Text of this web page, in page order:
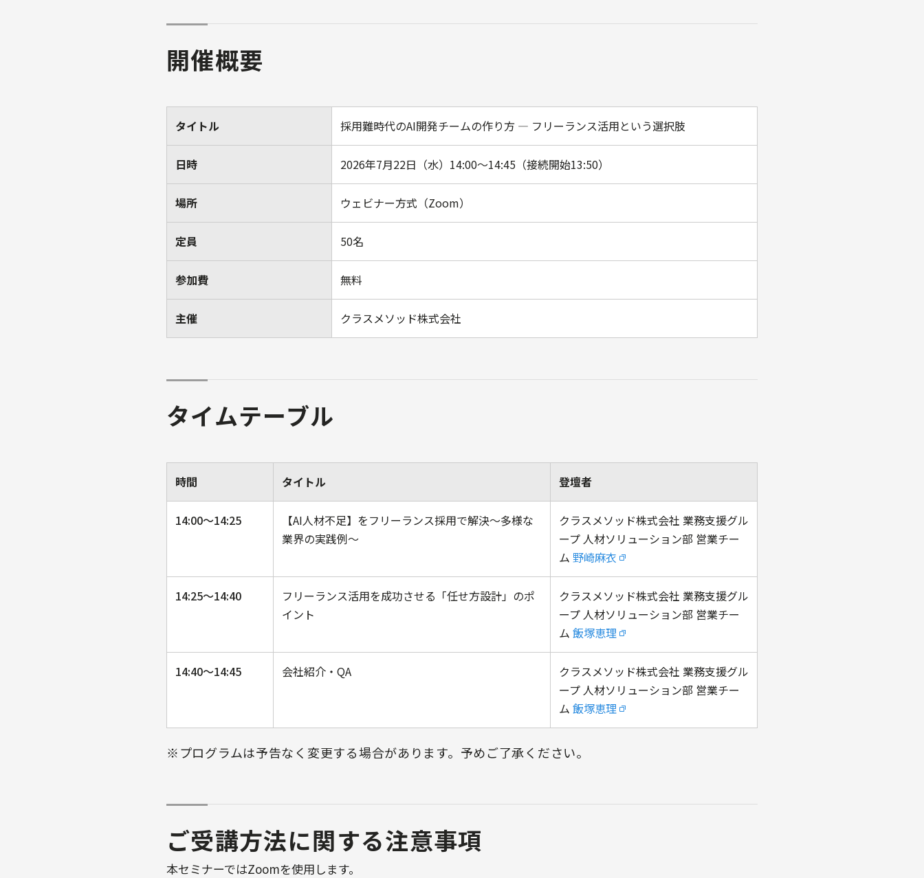
開催概要
タイトル 採用難時代のAI開発チームの作り方 ― フリーランス活用という選択肢
日時 2026年7月22日（水）14:00〜14:45（接続開始13:50）
場所 ウェビナー方式（Zoom）
定員 50名
参加費 無料
主催 クラスメソッド株式会社
タイムテーブル
時間 タイトル 登壇者
14:00〜14:25
【AI人材不足】をフリーランス採用で解決〜多様な
業界の実践例～
クラスメソッド株式会社 業務支援グル
ープ 人材ソリューション部 営業チー
ム 野崎麻衣
14:25〜14:40
フリーランス活用を成功させる「任せ方設計」のポ
イント
クラスメソッド株式会社 業務支援グル
ープ 人材ソリューション部 営業チー
ム 飯塚恵理
14:40～14:45 会社紹介・QA
クラスメソッド株式会社 業務支援グル
ープ 人材ソリューション部 営業チー
ム 飯塚恵理
※プログラムは予告なく変更する場合があります。予めご了承ください。
ご受講方法に関する注意事項
本セミナーではZoomを使用します。